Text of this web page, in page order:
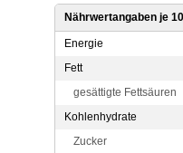
Nährwertangaben je
Energie
Fett
gesättigte Fettsäuren
Kohlenhydrate
Zucker